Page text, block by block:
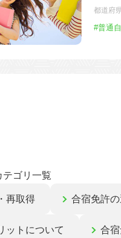
都道府
#普通
テゴリ一覧
再取得 合宿免許
ットについて 合